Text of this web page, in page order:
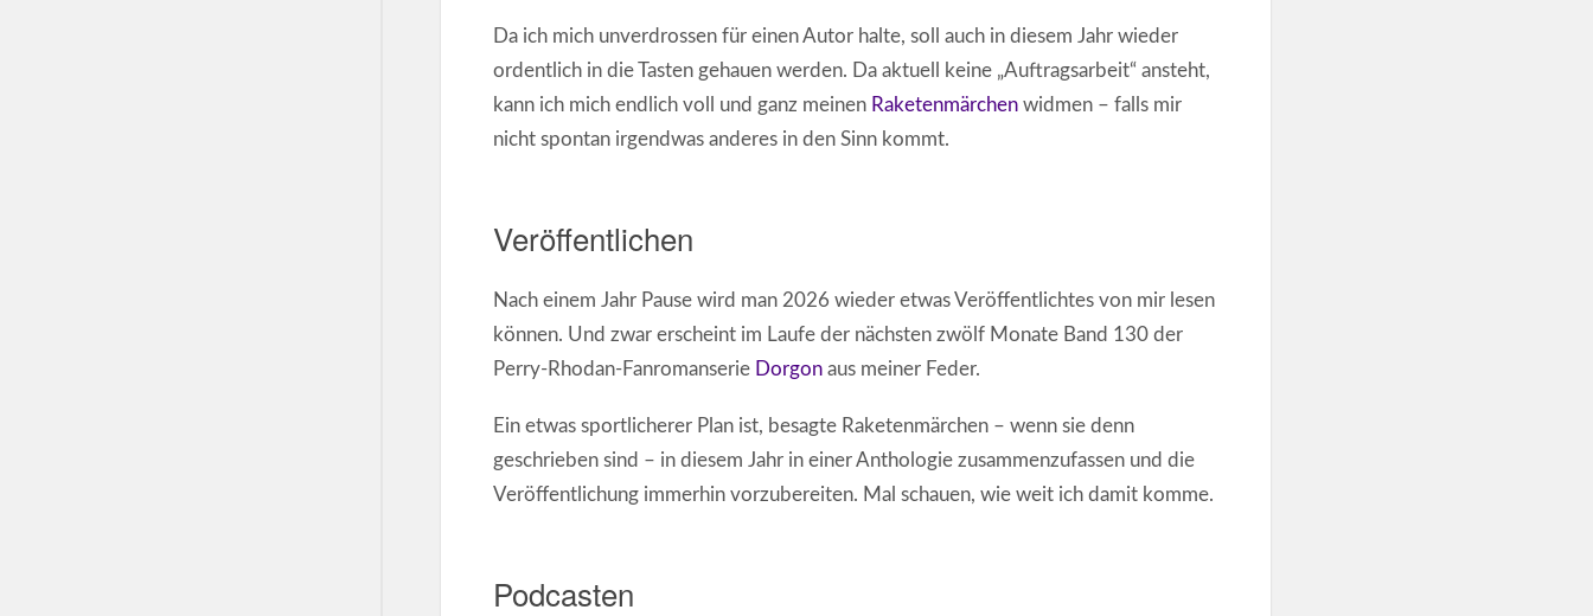
Da ich mich unverdrossen für einen Autor halte, soll auch in diesem Jahr wieder
ordentlich in die Tasten gehauen werden. Da aktuell keine „Auftragsarbeit“ ansteht,
kann ich mich endlich voll und ganz meinen Raketenmärchen widmen – falls mir
nicht spontan irgendwas anderes in den Sinn kommt.
Veröffentlichen
Nach einem Jahr Pause wird man 2026 wieder etwas Veröffentlichtes von mir lesen
können. Und zwar erscheint im Laufe der nächsten zwölf Monate Band 130 der
Perry-Rhodan-Fanromanserie Dorgon aus meiner Feder.
Ein etwas sportlicherer Plan ist, besagte Raketenmärchen – wenn sie denn
geschrieben sind – in diesem Jahr in einer Anthologie zusammenzufassen und die
Veröffentlichung immerhin vorzubereiten. Mal schauen, wie weit ich damit komme.
Podcasten